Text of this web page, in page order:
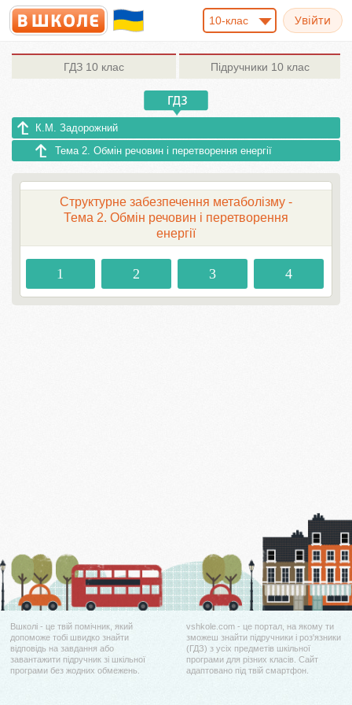
10-клас
ГДЗ 10 клас Підручники 10 клас
К.М. Задорожний
Тема 2. Обмін речовин і перетворення енергії
Структурне забезпечення метаболізму -
Тема 2. Обмін речовин і перетворення
енергії
1 2 3 4
Вшколі - це твій помічник, який
допоможе тобі швидко знайти
відповідь на завдання або
завантажити підручник зі шкільної
програми без жодних обмежень.
vshkole.com - це портал, на якому ти
зможеш знайти підручники і роз'язники
(ГДЗ) з усіх предметів шкільної
програми для різних класів. Сайт
адаптовано під твій смартфон.